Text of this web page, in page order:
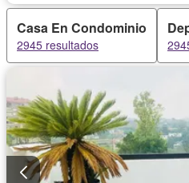
Electricidad
Elevador
Gimnasio
Internet Jacuzzi
Recámara con closet
Sala
Vista panorámica
Wifi
Permite niños
Sin amueblar
Casa En Condominio
2945 resultados